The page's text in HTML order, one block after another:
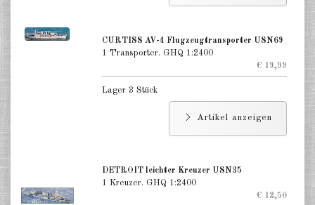
CURTISS AV-4 Flugzeugtransporter USN69
1 Transporter. GHQ 1:2400
€ 19,99
Lager 3 Stück
Artikel anzeigen
DETROIT leichter Kreuzer USN35
1 Kreuzer. GHQ 1:2400
€ 12,50